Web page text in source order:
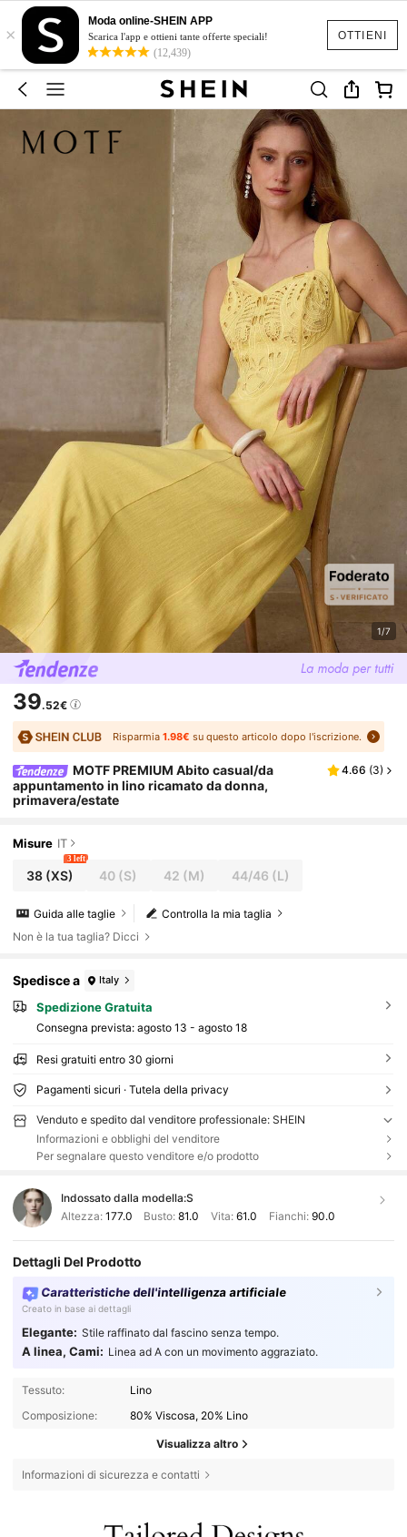
OTTIENI
×
Moda online-SHEIN APP
Scarica l'app e ottieni tante offerte speciali!
(12,439)
1/7
39.52€
Risparmia 1.98€ su questo articolo dopo l'iscrizione.
MOTF PREMIUM Abito casual/da
appuntamento in lino ricamato da donna,
primavera/estate
4.66 (3)
Misure IT
38(XS)
3 left
40 (S) 42 (M) 44/46 (L)
Controlla la mia taglia
Guida alle taglie
Non è la tua taglia? Dicci
Spedisce a Italy
Spedizione Gratuita
Consegna prevista: agosto 13 - agosto 18
Resi gratuiti entro 30 giorni
Pagamenti sicuri · Tutela della privacy
Venduto e spedito dal venditore professionale: SHEIN
Informazioni e obblighi del venditore
Per segnalare questo venditore e/o prodotto
Indossato dalla modella:S
Altezza: 177.0 Busto:81.0 Vita: 61.0 Fianchi: 90.0
Dettagli Del Prodotto
Caratteristiche dell'intelligenza artificiale
Creato in base ai dettagli
Elegante: Stile raffinato dal fascino senza tempo.
A linea, Cami: Linea ad A con un movimento aggraziato.
Tessuto:
Lino
Composizione:
80% Viscosa, 20% Lino
Visualizza altro
Informazioni di sicurezza e contatti